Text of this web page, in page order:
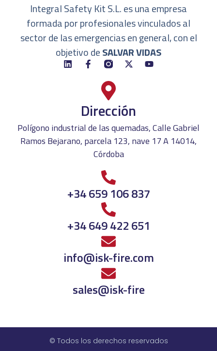
Integral Safety Kit S.L. es una empresa
formada por profesionales vinculados al
sector de las emergencias en general, con el
objetivo deSALVAR VIDAS
Dirección
Polígono industrial de las quemadas, Calle Gabriel
Ramos Bejarano, parcela 123, nave 17 A 14014,
Córdoba
+34 659 106 837
+34 649 422 651
info@isk-fire.com
sales@isk-fire
© Todos los derechos reservados